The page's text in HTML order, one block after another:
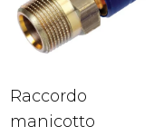
Raccordo
manicotto